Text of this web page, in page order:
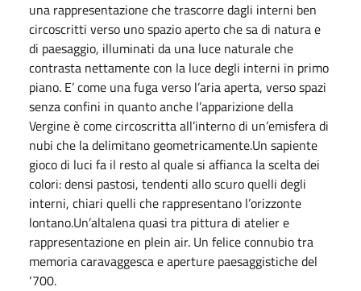
una rappresentazione che trascorre dagli interni ben
circoscritti verso uno spazio aperto che sa di natura e
di paesaggio, illuminati da una luce naturale che
contrasta nettamente con la luce degli interni in primo
piano. E’ come una fuga verso l’aria aperta, verso spazi
senza confini in quanto anche l’apparizione della
Vergine è come circoscritta all’interno di un’emisfera di
nubi che la delimitano geometricamente.Un sapiente
gioco di luci fa il resto al quale si affianca la scelta dei
colori: densi pastosi, tendenti allo scuro quelli degli
interni, chiari quelli che rappresentano l’orizzonte
lontano.Un’altalena quasi tra pittura di atelier e
rappresentazione en plein air. Un felice connubio tra
memoria caravaggesca e aperture paesaggistiche del
‘700.